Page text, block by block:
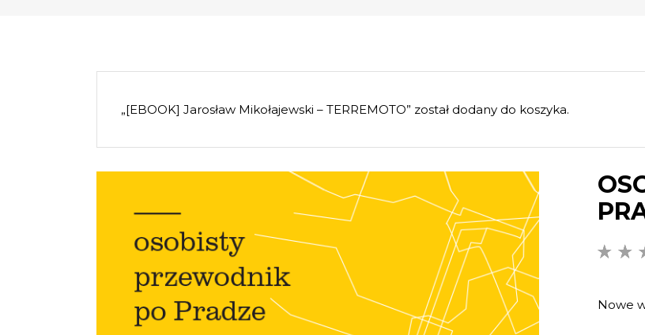
„[EBOOK] Jarosław Mikołajewski – TERREMOTO” został dodany do koszyka.
Nowe